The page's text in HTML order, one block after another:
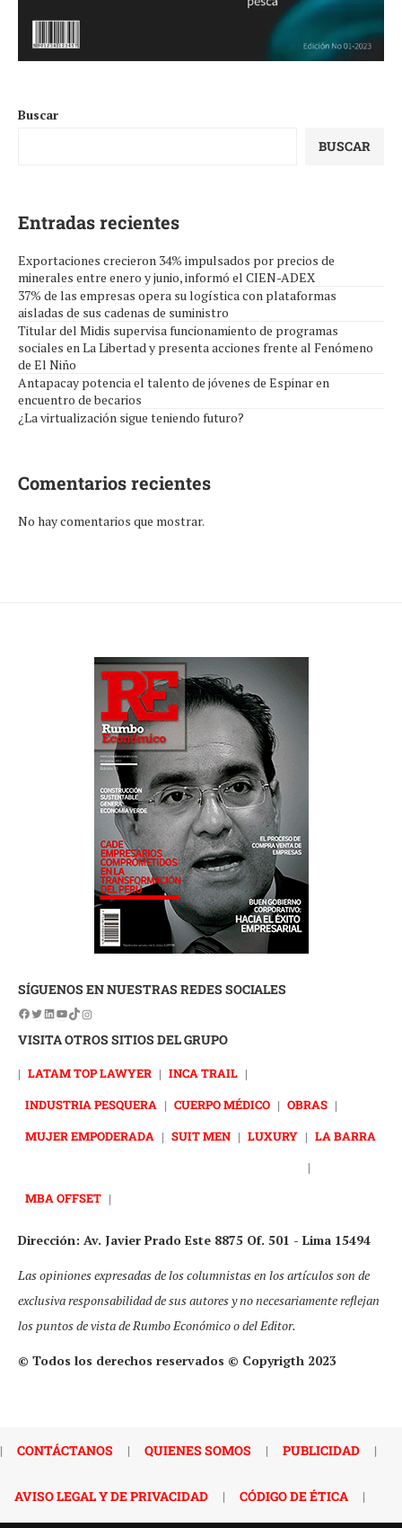
Buscar
BUSCAR
Entradas recientes
Exportaciones crecieron 34% impulsados por precios de
minerales entre enero y junio, informó el CIEN-ADEX
37% de las empresas opera su logística con plataformas
aisladas de sus cadenas de suministro
Titular del Midis supervisa funcionamiento de programas
sociales en La Libertad y presenta acciones frente al Fenómeno
de El Niño
Antapacay potencia el talento de jóvenes de Espinar en
encuentro de becarios
¿La virtualización sigue teniendo futuro?
Comentarios recientes
No hay comentarios que mostrar.
SÍGUENOS EN NUESTRAS REDES SOCIALES
VISITA OTROS SITIOS DEL GRUPO
| LATAM TOP LAWYER | INCA TRAIL |
INDUSTRIA PESQUERA | CUERPO MÉDICO | OBRAS |
MUJER EMPODERADA | SUIT MEN | LUXURY | LA BARRA
|
MBA OFFSET |
Dirección: Av. Javier Prado Este 8875 Of. 501 - Lima 15494
Las opiniones expresadas de los columnistas en los artículos son de
exclusiva responsabilidad de sus autores y no necesariamente reflejan
los puntos de vista de Rumbo Económico o del Editor.
© Todos los derechos reservados © Copyrigth 2023
| CONTÁCTANOS | QUIENES SOMOS | PUBLICIDAD |
AVISO LEGAL Y DE PRIVACIDAD | CÓDIGO DE ÉTICA |